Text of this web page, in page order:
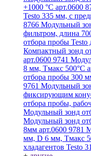
+1000 °С арт.0600
Testo 335 мм, с
8766 Модульный
фильтром, длина
отбора пробы
Компактный зонд
арт.0600 9741
8 мм, Tмакс 500°С
отбора пробы 300
9761 Модульный
фиксирующим
отбора пробы,
Модульный зонд
Модульный зонд
8мм арт.0600 9781
мм, D 6 мм, Tмакс
хладагентов Testo